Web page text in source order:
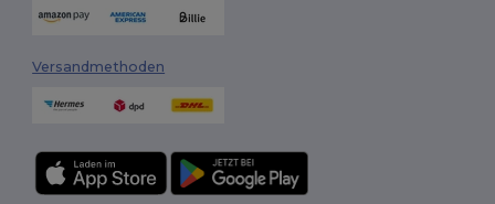
Versandmethoden